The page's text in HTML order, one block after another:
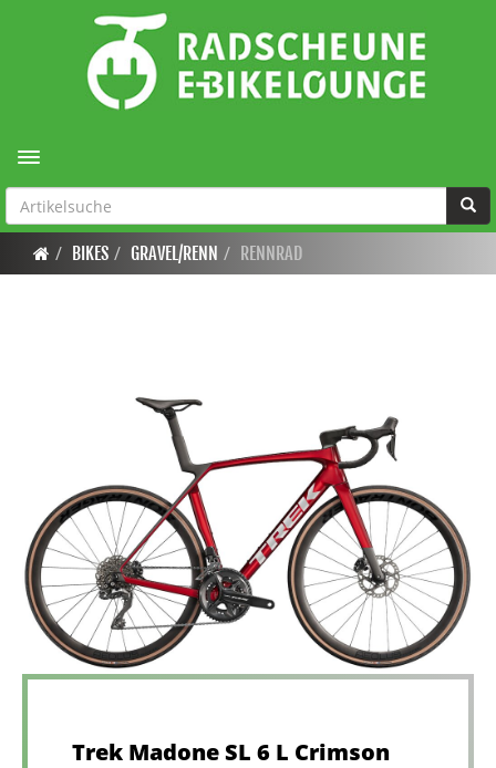
Toggle navigation
BIKES GRAVEL/RENN RENNRAD
Trek Madone SL 6 L Crimson